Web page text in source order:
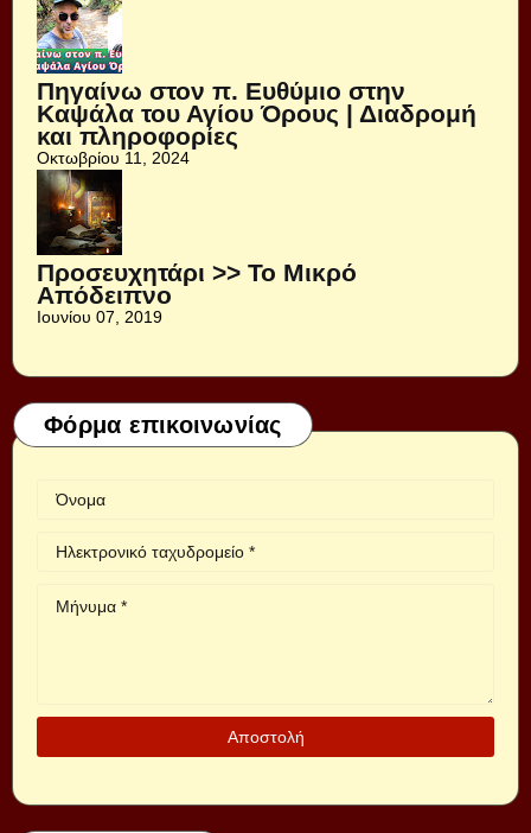
Πηγαίνω στον π. Ευθύμιο στην
Καψάλα του Αγίου Όρους | Διαδρομή
και πληροφορίες
Οκτωβρίου 11, 2024
Προσευχητάρι >> Το Μικρό
Απόδειπνο
Ιουνίου 07, 2019
Φόρμα επικοινωνίας